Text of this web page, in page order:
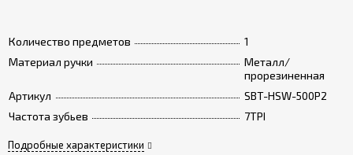
Количество предметов
1
Материал ручки
Металл/
прорезиненная
Артикул
SBT-HSW-500P2
Частота зубьев
7TPI
Подробные характеристики